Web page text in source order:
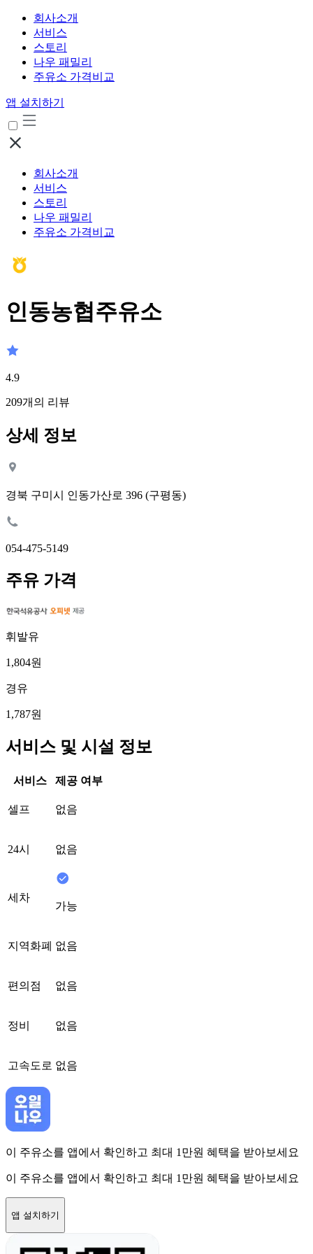
회사소개
서비스
스토리
나우 패밀리
주유소 가격비교
앱 설치하기
회사소개
서비스
스토리
나우 패밀리
주유소 가격비교
인동농협주유소
4.9
209개의 리뷰
상세 정보
경북 구미시 인동가산로 396 (구평동)
054-475-5149
주유 가격
휘발유
1,804원
경유
1,787원
서비스 및 시설 정보
서비스 제공 여부
셀프 없음
24시 없음
세차
가능
지역화폐 없음
편의점 없음
정비 없음
고속도로 없음
이 주유소를 앱에서 확인하고 최대 1만원 혜택을 받아보세요
이 주유소를 앱에서 확인하고 최대 1만원 혜택을 받아보세요
앱 설치하기